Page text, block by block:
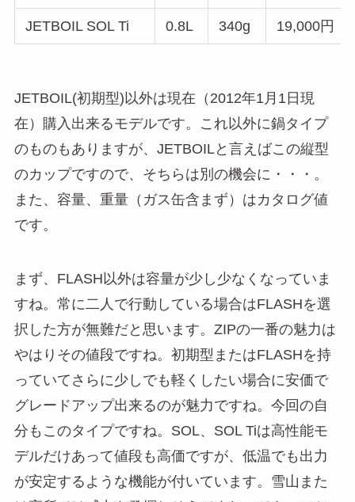
JETBOIL SOL Ti 0.8L 340g 19,000円
JETBOIL(初期型)以外は現在（2012年1月1日現
在）購入出来るモデルです。これ以外に鍋タイプ
のものもありますが、JETBOILと言えばこの縦型
のカップですので、そちらは別の機会に・・・。
また、容量、重量（ガス缶含まず）はカタログ値
です。
まず、FLASH以外は容量が少し少なくなっていま
すね。常に二人で行動している場合はFLASHを選
択した方が無難だと思います。ZIPの一番の魅力は
やはりその値段ですね。初期型またはFLASHを持
っていてさらに少しでも軽くしたい場合に安価で
グレードアップ出来るのが魅力ですね。今回の自
分もこのタイプですね。SOL、SOL Tiは高性能モ
デルだけあって値段も高価ですが、低温でも出力
が安定するような機能が付いています。雪山また